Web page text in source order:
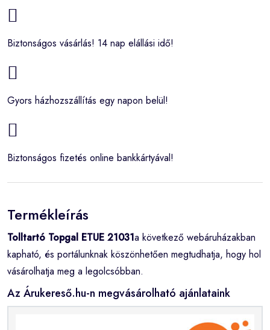
Biztonságos vásárlás! 14 nap elállási idő!
Gyors házhozszállítás egy napon belül!
Biztonságos fizetés online bankkártyával!
Termékleírás
Tolltartó Topgal ETUE 21031a következő webáruházakban
kapható, és portálunknak köszönhetően megtudhatja, hogy hol
vásárolhatja meg a legolcsóbban.
Az Árukereső.hu-n megvásárolható ajánlataink